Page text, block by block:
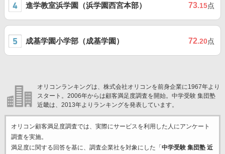
進学教室浜学園（浜学園西宮本部） 73.15点
成基学園小学部（成基学園） 72.20点
オリコンランキングは、株式会社オリコンを前身企業に1967年より
スタート。2006年からは顧客満足度調査を開始。中学受験 集団塾
近畿は、2013年よりランキングを発表しています。
オリコン顧客満足度調査では、実際にサービスを利用した 人にアンケート
調査を実施。
満足度に関する回答を基に、調査企業社を対象にした「 中学受験 集団塾 近